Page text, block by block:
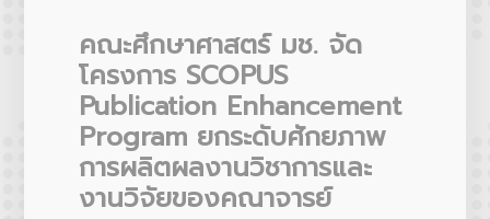
คณะศึกษาศาสตร์ มช. จัด
โครงการ SCOPUS
Publication Enhancement
Program ยกระดับศักยภาพ
การผลิตผลงานวิชาการและ
งานวิจัยของคณาจารย์